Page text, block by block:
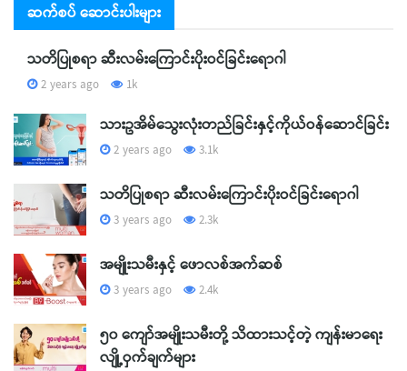
ဆက်စပ် ဆောင်းပါးများ
သတိပြုစရာ ဆီးလမ်းကြောင်းပိုးဝင်ခြင်းရောဂါ
2 years ago 1k
သားဥအိမ်သွေးလုံးတည်ခြင်းနှင့်ကိုယ်ဝန်ဆောင်ခြင်း
2 years ago 3.1k
သတိပြုစရာ ဆီးလမ်းကြောင်းပိုးဝင်ခြင်းရောဂါ
3 years ago 2.3k
အမျိုးသမီးနှင့် ဖောလစ်အက်ဆစ်
3 years ago 2.4k
၅၀ ကျော်အမျိုးသမီးတို့ သိထားသင့်တဲ့ ကျန်းမာရေး
လျို့ဝှက်ချက်များ